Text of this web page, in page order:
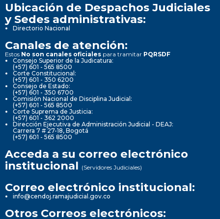
Ubicación de Despachos Judiciales
y Sedes administrativas:
Directorio Nacional
Canales de atención:
Estos No son canales oficiales para tramitar PQRSDF
Consejo Superior de la Judicatura:
(+57) 601 - 565 8500
Corte Constitucional:
(+57) 601 - 350 6200
Consejo de Estado:
(+57) 601 - 350 6700
Comisión Nacional de Disciplina Judicial:
(+57) 601 - 565 8500
Corte Suprema de Justicia:
(+57) 601 - 362 2000
Dirección Ejecutiva de Administración Judicial - DEAJ:
Carrera 7 # 27-18, Bogotá
(+57) 601 - 565 8500
Acceda a su correo electrónico
institucional (Servidores Judiciales)
Correo electrónico institucional:
info@cendoj.ramajudicial.gov.co
Otros Correos electrónicos: